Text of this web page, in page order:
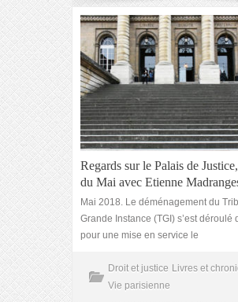
Regards sur le Palais de
du Mai avec Etienne
Mai 2018. Le déménagement du
Grande Instance (TGI) s’est déroulé
pour une mise en service le
Droit et justice Livres et
Vie parisienne